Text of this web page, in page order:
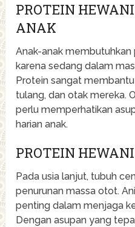
PROTEIN
ANAK
Anak-anak
karena sedang dalam
Protein sangat
tulang, dan otak mereka.
perlu memperhatikan
harian anak.
PROTEIN
Pada usia lanjut, tubuh
penurunan massa otot.
penting dalam menjaga
Dengan asupan yang